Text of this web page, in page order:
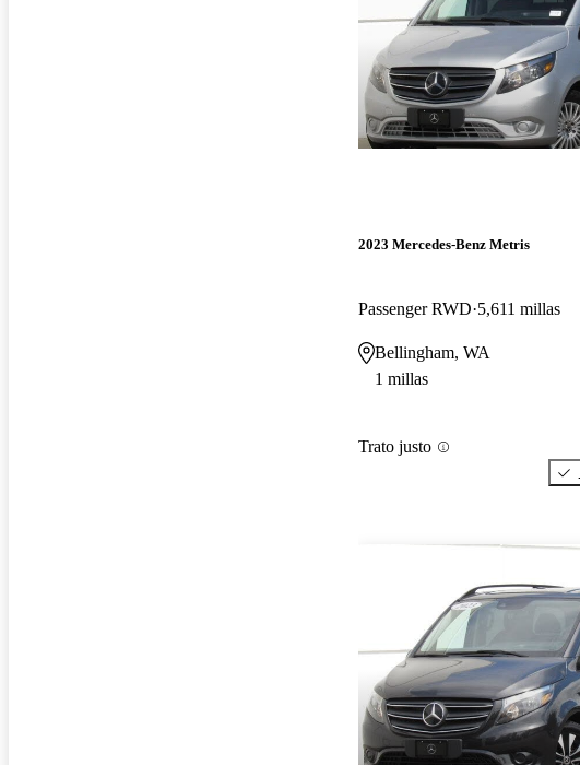
2023 Mercedes-Benz Metris
Passenger RWD 5,611 millas
Bellingham, WA
1 millas
Trato justo